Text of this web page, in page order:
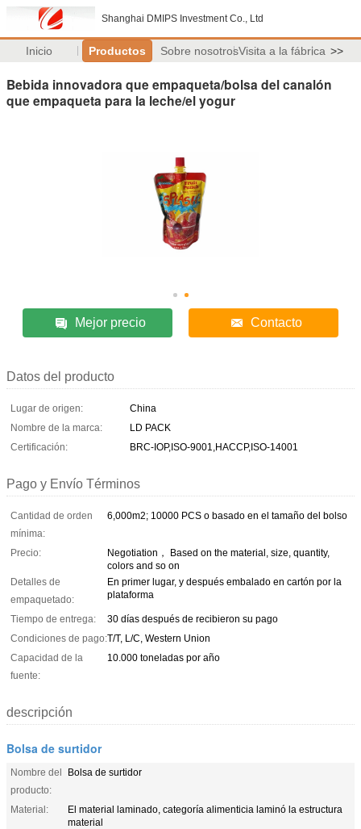
Shanghai DMIPS Investment Co., Ltd
Inicio Productos Sobre nosotrosVisita a la fábrica >>
Bebida innovadora que empaqueta/bolsa del canalón
que empaqueta para la leche/el yogur
Mejor precio Contacto
Datos del producto
Lugar de origen:
China
Nombre de la marca:
LD PACK
Certificación:
BRC-IOP,ISO-9001,HACCP,ISO-14001
Pago y Envío Términos
Cantidad de orden
mínima:
6,000m2; 10000 PCS o basado en el tamaño del bolso
Precio:
Negotiation， Based on the material, size, quantity,
colors and so on
Detalles de
empaquetado:
En primer lugar, y después embalado en cartón por la
plataforma
Tiempo de entrega:
30 días después de recibieron su pago
Condiciones de pago:T/T, L/C, Western Union
Capacidad de la
fuente:
10.000 toneladas por año
descripción
Bolsa de surtidor
Nombre del
producto:
Bolsa de surtidor
Material:
El material laminado, categoría alimenticia laminó la estructura
material